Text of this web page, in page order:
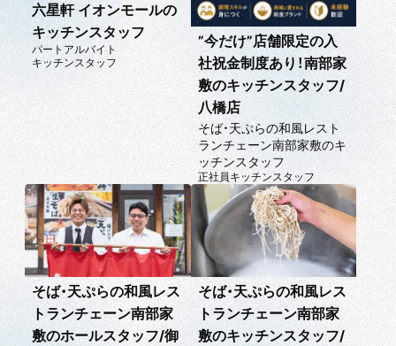
六星軒 イオンモールの
キッチンスタッフ
パートアルバイト
キッチンスタッフ
”今だけ”店舗限定の入
社祝金制度あり！南部家
敷のキッチンスタッフ/
八橋店
そば・天ぷらの和風レスト
ランチェーン南部家敷のキ
ッチンスタッフ
正社員キッチンスタッフ
そば・天ぷらの和風レス
トランチェーン南部家
敷のホールスタッフ/御
そば・天ぷらの和風レス
トランチェーン南部家
敷のキッチンスタッフ/